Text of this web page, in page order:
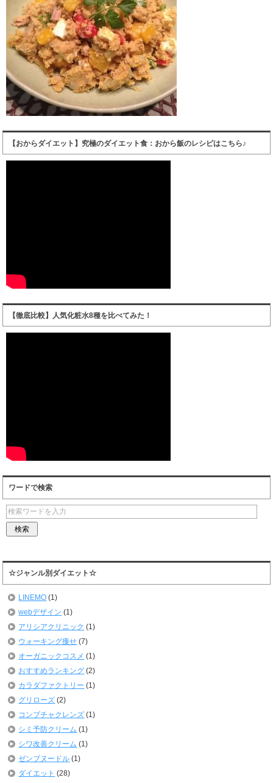
【おからダイエット】究極のダイエット食：おから飯のレシピはこちら♪
【徹底比較】人気化粧水8種を比べてみた！
ワードで検索
☆ジャンル別ダイエット☆
LINEMO (1)
webデザイン (1)
アリシアクリニック (1)
ウォーキング痩せ (7)
オーガニックコスメ (1)
おすすめランキング (2)
カラダファクトリー (1)
グリローズ (2)
コンブチャクレンズ (1)
シミ予防クリーム (1)
シワ改善クリーム (1)
ゼンブヌードル (1)
ダイエット (28)